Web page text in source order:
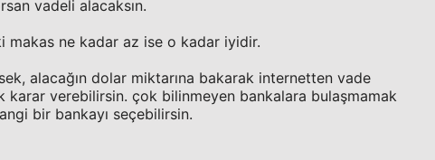
vadeli alacaksın.
makas ne kadar az ise o kadar iyidir.
alacağın dolar miktarına bakarak internetten vade
karar verebilirsin. çok bilinmeyen bankalara bulaşmamak
bir bankayı seçebilirsin.